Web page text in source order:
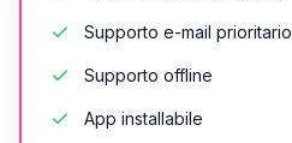
Supporto e-mail prioritario
Supporto offline
App installabile